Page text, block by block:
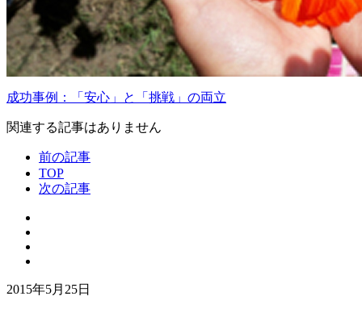
成功事例：「安心」と「挑戦」の両立
関連する記事はありません
前の記事
TOP
次の記事
2015年5月25日